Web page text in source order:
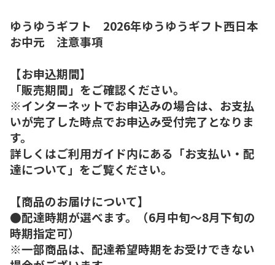
ゆうゆうギフト 2026年ゆうゆうギフト西日本
お中元 注意事項
【お申込期間】
「販売期間」をご確認ください。
※インターネットでお申込みの場合は、お支払
いが完了した時点でお申込み受付完了となりま
す。
詳しくはご利用ガイド内にある「お支払い・配
達について」をご覧ください。
【商品のお届けについて】
●配達時期が選べます。（6月中旬～8月下旬の
時期指定可）
※一部商品は、配達希望時期をお受けできない